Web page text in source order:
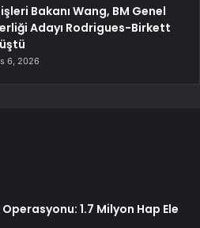
Bakanı Wang, BM Genel
Adayı Rodrigues-Birkett
6, 2026
1.7 Milyon Hap Ele